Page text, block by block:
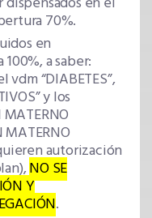
70%.
en
a saber:
“DIABETES”,
y los
autorización
NO SE
Y
.